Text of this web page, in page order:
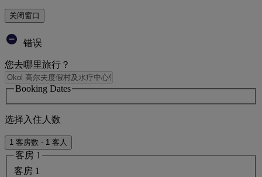
关闭窗口
错误
您去哪里旅行？
Booking Dates
选择入住人数
1 客房数 - 1 客人
客房 1
客房 1